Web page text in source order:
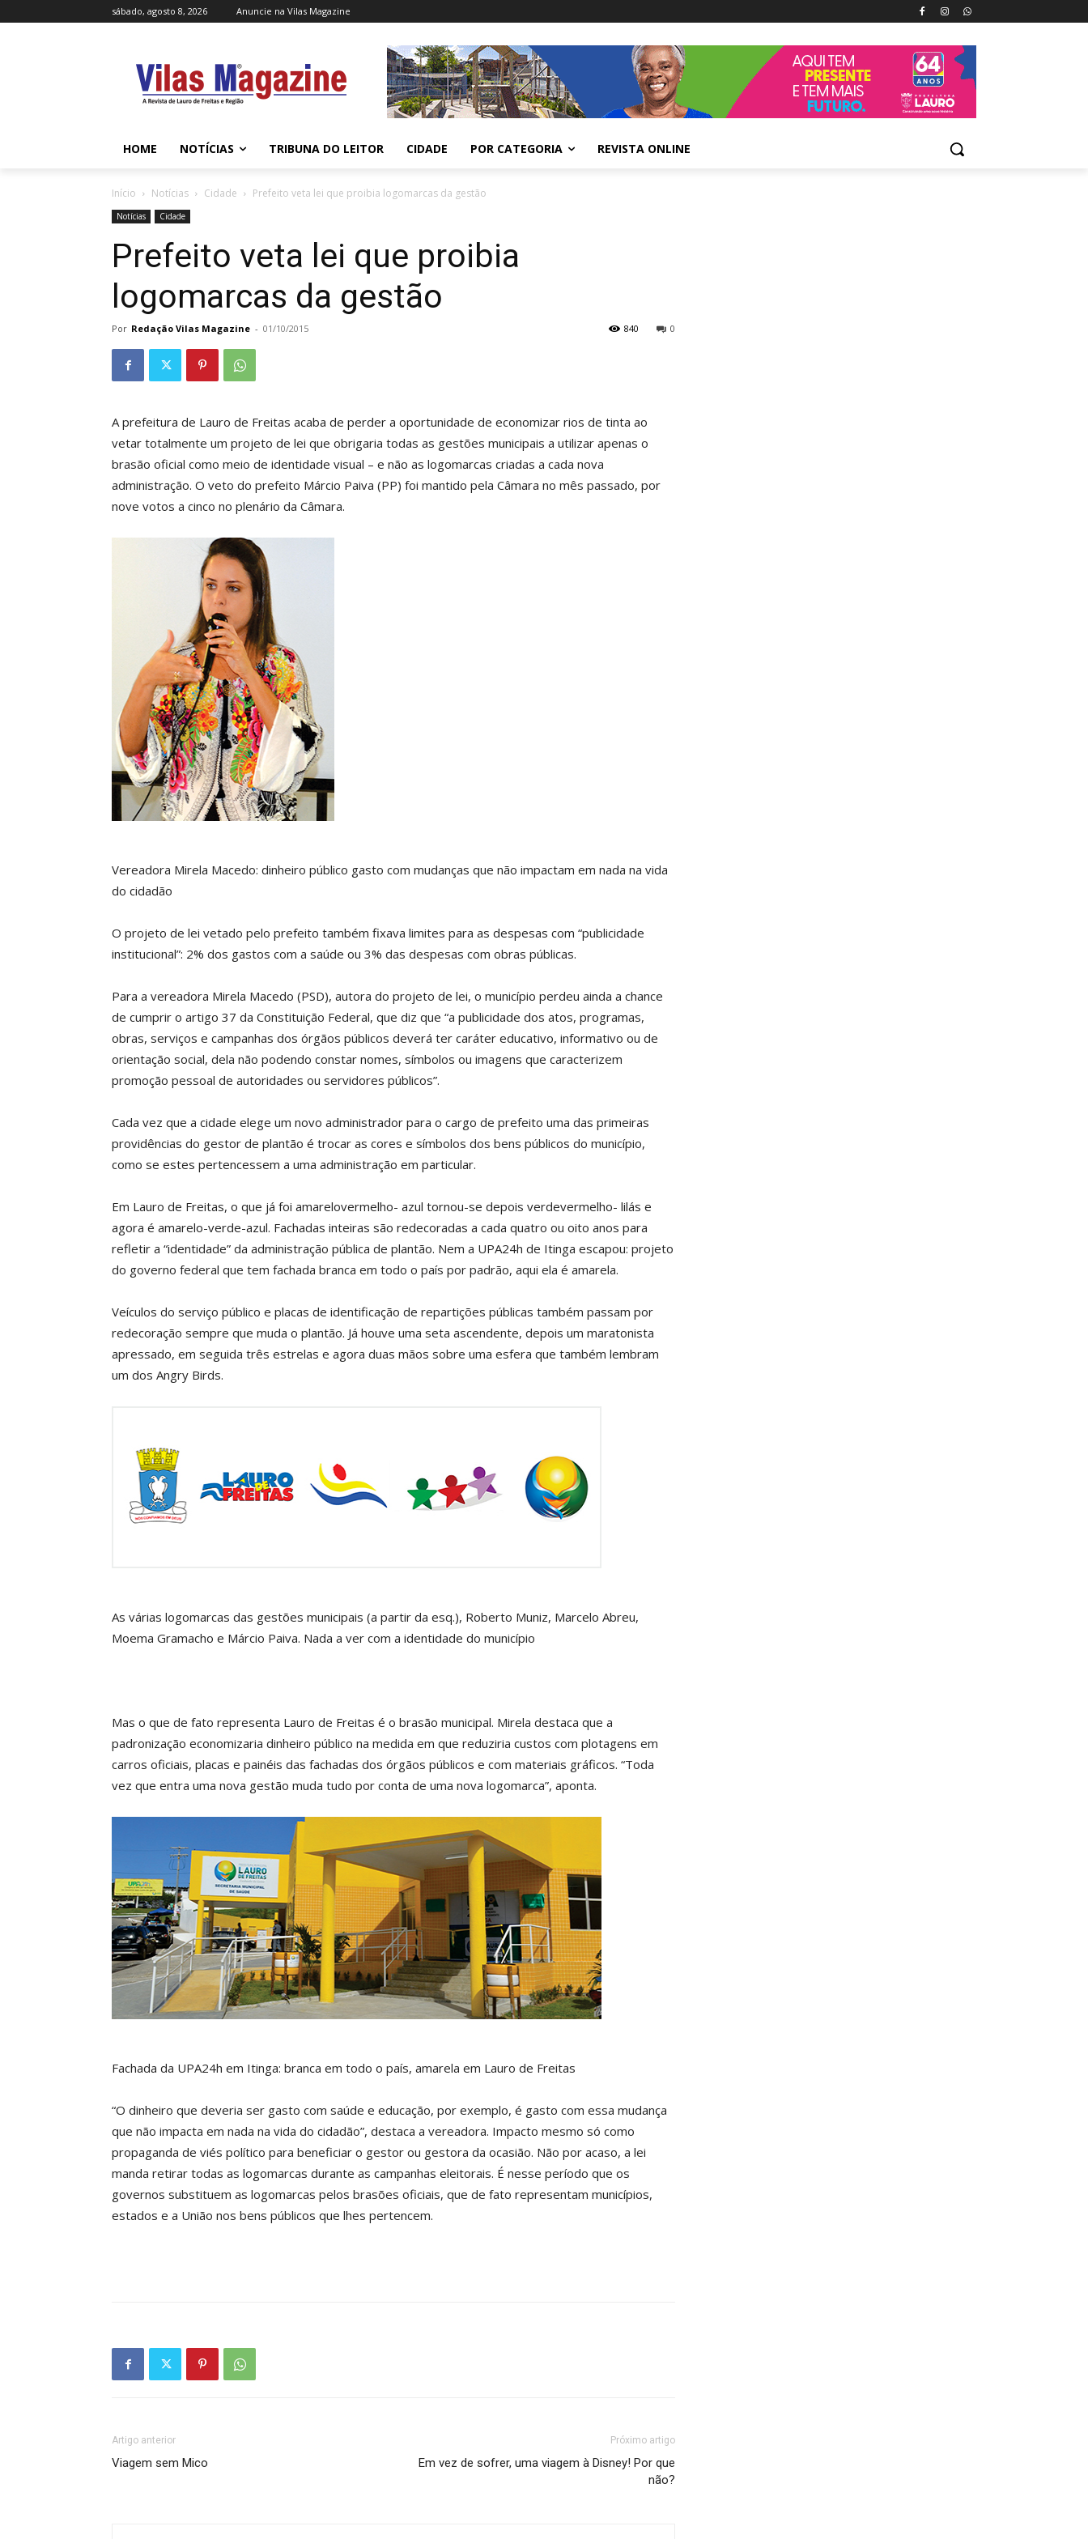
sábado, agosto 8, 2026 Anuncie na Vilas Magazine
HOME NOTÍCIAS TRIBUNA DO LEITOR CIDADE POR CATEGORIA REVISTA ONLINE
Início Notícias Cidade Prefeito veta lei que proibia logomarcas da gestão
Notícias Cidade
Prefeito veta lei que proibia
logomarcas da gestão
Por Redação Vilas Magazine - 01/10/2015 0
840
A prefeitura de Lauro de Freitas acaba de perder a oportunidade de economizar rios de tinta ao
vetar totalmente um projeto de lei que obrigaria todas as gestões municipais a utilizar apenas o
brasão oficial como meio de identidade visual – e não as logomarcas criadas a cada nova
administração. O veto do prefeito Márcio Paiva (PP) foi mantido pela Câmara no mês passado, por
nove votos a cinco no plenário da Câmara.
Vereadora Mirela Macedo: dinheiro público gasto com mudanças que não impactam em nada na vida
do cidadão
O projeto de lei vetado pelo prefeito também fixava limites para as despesas com “publicidade
institucional”: 2% dos gastos com a saúde ou 3% das despesas com obras públicas.
Para a vereadora Mirela Macedo (PSD), autora do projeto de lei, o município perdeu ainda a chance
de cumprir o artigo 37 da Constituição Federal, que diz que “a publicidade dos atos, programas,
obras, serviços e campanhas dos órgãos públicos deverá ter caráter educativo, informativo ou de
orientação social, dela não podendo constar nomes, símbolos ou imagens que caracterizem
promoção pessoal de autoridades ou servidores públicos”.
Cada vez que a cidade elege um novo administrador para o cargo de prefeito uma das primeiras
providências do gestor de plantão é trocar as cores e símbolos dos bens públicos do município,
como se estes pertencessem a uma administração em particular.
Em Lauro de Freitas, o que já foi amarelovermelho- azul tornou-se depois verdevermelho- lilás e
agora é amarelo-verde-azul. Fachadas inteiras são redecoradas a cada quatro ou oito anos para
refletir a “identidade” da administração pública de plantão. Nem a UPA24h de Itinga escapou: projeto
do governo federal que tem fachada branca em todo o país por padrão, aqui ela é amarela.
Veículos do serviço público e placas de identificação de repartições públicas também passam por
redecoração sempre que muda o plantão. Já houve uma seta ascendente, depois um maratonista
apressado, em seguida três estrelas e agora duas mãos sobre uma esfera que também lembram
um dos Angry Birds.
As várias logomarcas das gestões municipais (a partir da esq.), Roberto Muniz, Marcelo Abreu,
Moema Gramacho e Márcio Paiva. Nada a ver com a identidade do município
Mas o que de fato representa Lauro de Freitas é o brasão municipal. Mirela destaca que a
padronização economizaria dinheiro público na medida em que reduziria custos com plotagens em
carros oficiais, placas e painéis das fachadas dos órgãos públicos e com materiais gráficos. “Toda
vez que entra uma nova gestão muda tudo por conta de uma nova logomarca”, aponta.
Fachada da UPA24h em Itinga: branca em todo o país, amarela em Lauro de Freitas
“O dinheiro que deveria ser gasto com saúde e educação, por exemplo, é gasto com essa mudança
que não impacta em nada na vida do cidadão”, destaca a vereadora. Impacto mesmo só como
propaganda de viés político para beneficiar o gestor ou gestora da ocasião. Não por acaso, a lei
manda retirar todas as logomarcas durante as campanhas eleitorais. É nesse período que os
governos substituem as logomarcas pelos brasões oficiais, que de fato representam municípios,
estados e a União nos bens públicos que lhes pertencem.
Artigo anterior
Viagem sem Mico
Próximo artigo
Em vez de sofrer, uma viagem à Disney! Por que
não?